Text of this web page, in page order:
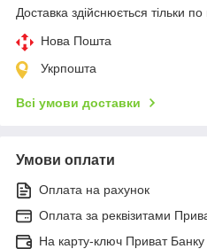
Доставка здійснюється тільки по
Нова Пошта
Укрпошта
Всі умови доставки
Умови оплати
Оплата на рахунок
Оплата за реквізитами
На карту-ключ Приват Банку